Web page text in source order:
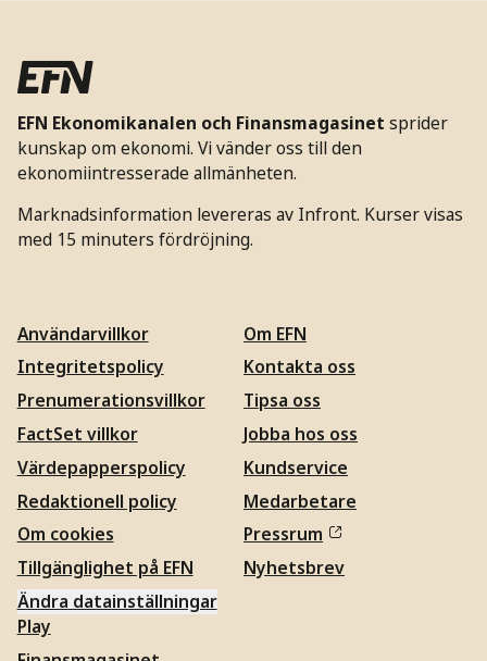
EFN Ekonomikanalen och Finansmagasinet sprider
kunskap om ekonomi. Vi vänder oss till den
ekonomiintresserade allmänheten.
Marknadsinformation levereras av Infront. Kurser visas
med 15 minuters fördröjning.
Användarvillkor
Integritetspolicy
Prenumerationsvillkor
FactSet villkor
Värdepapperspolicy
Redaktionell policy
Om cookies
Tillgänglighet på EFN
Ändra datainställningar
Om EFN
Kontakta oss
Tipsa oss
Jobba hos oss
Kundservice
Medarbetare
Pressrum
Nyhetsbrev
Play